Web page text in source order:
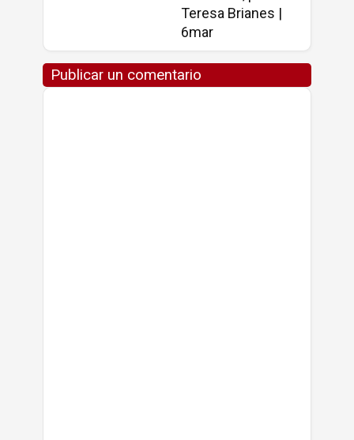
Teresa Brianes |
6mar
Publicar un comentario